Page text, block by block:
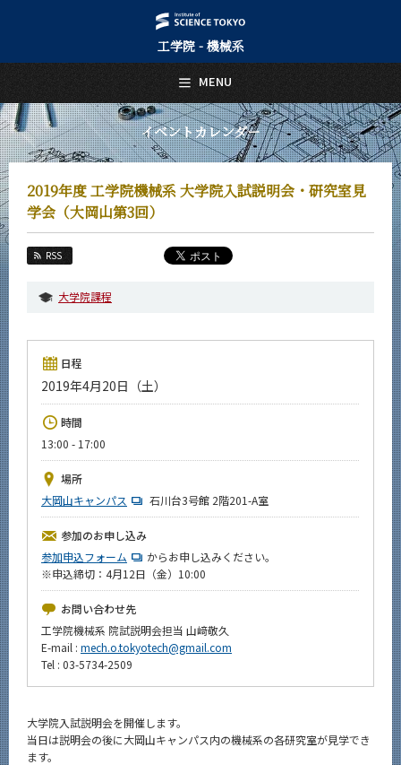
工学院 - 機械系
イベントカレンダー
2019年度 工学院機械系 大学院入試説明会・研究室見
学会（大岡山第3回）
RSS
大学院課程
日程
2019年4月20日（土）
時間
13:00 - 17:00
場所
大岡山キャンパス
石川台3号館 2階201-A室
参加のお申し込み
参加申込フォーム
からお申し込みください。
※申込締切：4月12日（金）10:00
お問い合わせ先
工学院機械系 院試説明会担当 山﨑敬久
E-mail : mech.o.tokyotech@gmail.com
Tel : 03-5734-2509
大学院入試説明会を開催します。
当日は説明会の後に大岡山キャンパス内の機械系の各研究室が見学でき
ます。
MENU
日本語 English
トップページ
Top Page
機械系について
About Us
教育
Education
教員・研究室
Faculty and Laboratories
未来
Admissions
機械系 News
News
イベントカレンダー
Event Calendar
今後のイベント
今後の課程別イベント
年別アーカイブ
サイト構成
系詳細情報
CLOSE